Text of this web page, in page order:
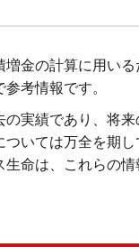
金の計算に用い
考情報です。
実績であり、将
いては万全を期
命は、これらの